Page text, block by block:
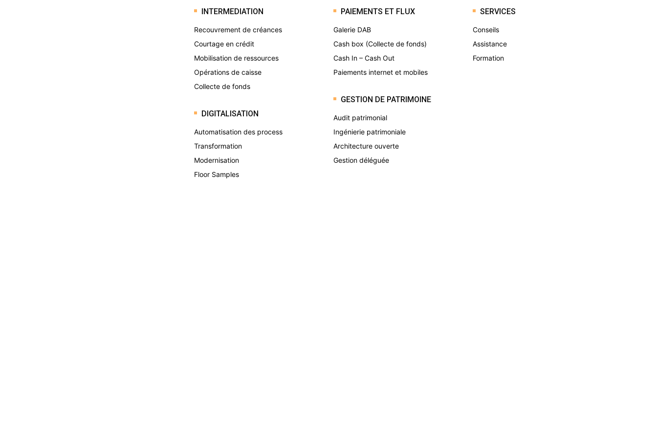
INTERMEDIATION
Recouvrement de créances
Courtage en crédit
Mobilisation de ressources
Opérations de caisse
Collecte de fonds
DIGITALISATION
Automatisation des process
Transformation
Modernisation
Floor Samples
PAIEMENTS ET FLUX
Galerie DAB
Cash box (Collecte de fonds)
Cash In – Cash Out
Paiements internet et mobiles
GESTION DE PATRIMOINE
Audit patrimonial
Ingénierie patrimoniale
Architecture ouverte
Gestion déléguée
SERVICES
Conseils
Assistance
Formation